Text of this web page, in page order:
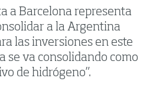
a Barcelona representa
a la Argentina
las inversiones en este
se va consolidando como
de hidrógeno”.